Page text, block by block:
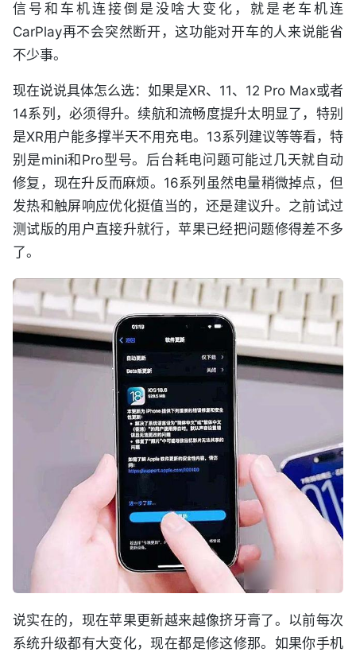
信号和车机连接倒是没啥大变化，就是老车机连
CarPlay再不会突然断开，这功能对开车的人来说能省
不少事。
现在说说具体怎么选：如果是XR、11、12 Pro Max或者
14系列，必须得升。续航和流畅度提升太明显了，特别
是XR用户能多撑半天不用充电。13系列建议等等看，特
别是mini和Pro型号。后台耗电问题可能过几天就自动
修复，现在升反而麻烦。16系列虽然电量稍微掉点，但
发热和触屏响应优化挺值当的，还是建议升。之前试过
测试版的用户直接升就行，苹果已经把问题修得差不多
了。
说实在的，现在苹果更新越来越像挤牙膏了。以前每次
系统升级都有大变化，现在都是修这修那。如果你手机